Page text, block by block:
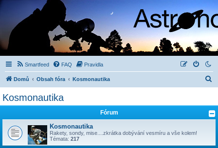
Smartfeed FAQ Pravidla
Domů Obsah fóra Kosmonautika
d
Kosmonautika
Fórum
Kosmonautika
Rakety, sondy, mise....zkrátka dobývání vesmíru a vše kolem!
Témata: 217